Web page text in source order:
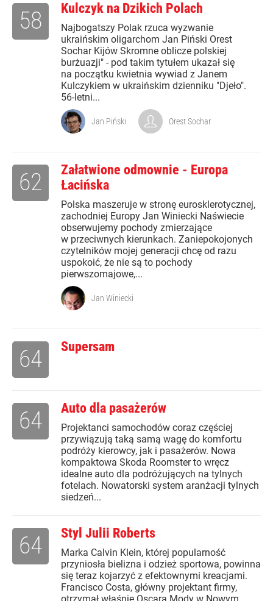
Kulczyk na Dzikich Polach
Najbogatszy Polak rzuca wyzwanie
ukraińskim oligarchom Jan Piński Orest
Sochar Kijów Skromne oblicze polskiej
burżuazji" - pod takim tytułem ukazał się
na początku kwietnia wywiad z Janem
Kulczykiem w ukraińskim dzienniku "Djeło".
56-letni...
58
Jan Piński Orest Sochar
Załatwione odmownie - Europa
Łacińska
Polska maszeruje w stronę eurosklerotycznej,
zachodniej Europy Jan Winiecki Naświecie
obserwujemy pochody zmierzające
w przeciwnych kierunkach. Zaniepokojonych
czytelników mojej generacji chcę od razu
uspokoić, że nie są to pochody
pierwszomajowe,...
62
Jan Winiecki
Supersam
64
Auto dla pasażerów
Projektanci samochodów coraz częściej
przywiązują taką samą wagę do komfortu
podróży kierowcy, jak i pasażerów. Nowa
kompaktowa Skoda Roomster to wręcz
idealne auto dla podróżujących na tylnych
fotelach. Nowatorski system aranżacji tylnych
siedzeń...
64
Styl Julii Roberts
Marka Calvin Klein, której popularność
przyniosła bielizna i odzież sportowa, powinna
się teraz kojarzyć z efektownymi kreacjami.
Francisco Costa, główny projektant firmy,
64